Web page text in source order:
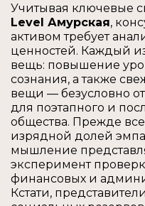
Учитывая ключевые
Level Амурская,
активом требует
ценностей. Каждый
вещь: повышение
сознания, а также
вещи — безусловно
для поэтапного и
общества. Прежде
изрядной долей
мышление
эксперимент
финансовых и
Кстати,